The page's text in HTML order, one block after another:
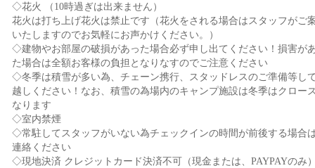
◇花火 （10時過ぎは出来ません）
花火は打ち上げ花火は禁止です（花火をされる場合はスタッフがご
いたしますのでお気軽にお声かけください。）
◇建物やお部屋の破損があった場合必ず申し出てください！損害が
た場合は全額お客様の負担となりなすのでご注意ください
◇冬季は積雪が多い為、チェーン携行、スタッドレスのご準備等し
越しください！なお、積雪の為場内のキャンプ施設は冬季はクロー
なります
◇室内禁煙
◇常駐してスタッフがいない為チェックインの時間が前後する場合
連絡ください
◇現地決済 クレジットカード決済不可（現金または、PAYPAYのみ